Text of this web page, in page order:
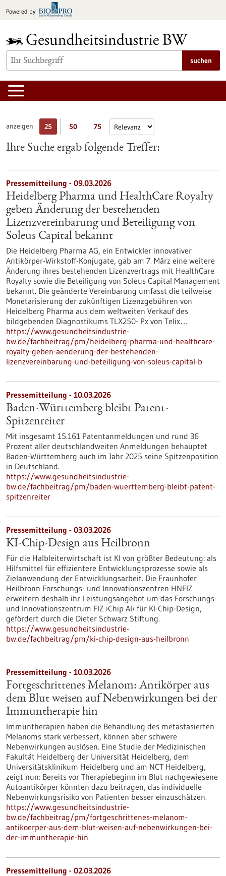
Inhalt
Powered by
suchen
anzeigen: 25 50 75
Ihre Suche ergab folgende Treffer:
Pressemitteilung - 09.03.2026
Heidelberg Pharma und HealthCare Royalty
geben Änderung der bestehenden
Lizenzvereinbarung und Beteiligung von
Soleus Capital bekannt
Die Heidelberg Pharma AG, ein Entwickler innovativer
Antikörper-Wirkstoff-Konjugate, gab am 7. März eine weitere
Änderung ihres bestehenden Lizenzvertrags mit HealthCare
Royalty sowie die Beteiligung von Soleus Capital Management
bekannt. Die geänderte Vereinbarung umfasst die teilweise
Monetarisierung der zukünftigen Lizenzgebühren von
Heidelberg Pharma aus dem weltweiten Verkauf des
bildgebenden Diagnostikums TLX250- Px von Telix…
https://www.gesundheitsindustrie-
bw.de/fachbeitrag/pm/heidelberg-pharma-und-healthcare-
royalty-geben-aenderung-der-bestehenden-
lizenzvereinbarung-und-beteiligung-von-soleus-capital-b
Pressemitteilung - 10.03.2026
Baden-Württemberg bleibt Patent-
Spitzenreiter
Mit insgesamt 15.161 Patentanmeldungen und rund 36
Prozent aller deutschlandweiten Anmeldungen behauptet
Baden-Württemberg auch im Jahr 2025 seine Spitzenposition
in Deutschland.
https://www.gesundheitsindustrie-
bw.de/fachbeitrag/pm/baden-wuerttemberg-bleibt-patent-
spitzenreiter
Pressemitteilung - 03.03.2026
KI-Chip-Design aus Heilbronn
Für die Halbleiterwirtschaft ist KI von größter Bedeutung: als
Hilfsmittel für effizientere Entwicklungsprozesse sowie als
Zielanwendung der Entwicklungsarbeit. Die Fraunhofer
Heilbronn Forschungs- und Innovationszentren HNFIZ
erweitern deshalb ihr Leistungsangebot um das Forschungs-
und Innovationszentrum FIZ ›Chip AI‹ für KI-Chip-Design,
gefördert durch die Dieter Schwarz Stiftung.
https://www.gesundheitsindustrie-
bw.de/fachbeitrag/pm/ki-chip-design-aus-heilbronn
Pressemitteilung - 10.03.2026
Fortgeschrittenes Melanom: Antikörper aus
dem Blut weisen auf Nebenwirkungen bei der
Immuntherapie hin
Immuntherapien haben die Behandlung des metastasierten
Melanoms stark verbessert, können aber schwere
Nebenwirkungen auslösen. Eine Studie der Medizinischen
Fakultät Heidelberg der Universität Heidelberg, dem
Universitätsklinikum Heidelberg und am NCT Heidelberg,
zeigt nun: Bereits vor Therapiebeginn im Blut nachgewiesene
Autoantikörper könnten dazu beitragen, das individuelle
Nebenwirkungsrisiko von Patienten besser einzuschätzen.
https://www.gesundheitsindustrie-
bw.de/fachbeitrag/pm/fortgeschrittenes-melanom-
antikoerper-aus-dem-blut-weisen-auf-nebenwirkungen-bei-
der-immuntherapie-hin
Pressemitteilung - 02.03.2026